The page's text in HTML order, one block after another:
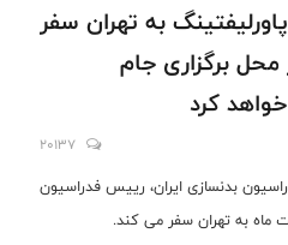
به تهران سفر
برگزاری جام
کرد
20137
بدنسازی ایران، رییس فدراسیون